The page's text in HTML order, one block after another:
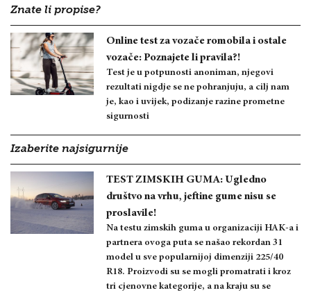
Znate li propise?
Online test za vozače romobila i ostale
vozače: Poznajete li pravila?!
Test je u potpunosti anoniman, njegovi
rezultati nigdje se ne pohranjuju, a cilj nam
je, kao i uvijek, podizanje razine prometne
sigurnosti
Izaberite najsigurnije
TEST ZIMSKIH GUMA: Ugledno
društvo na vrhu, jeftine gume nisu se
proslavile!
Na testu zimskih guma u organizaciji HAK-a i
partnera ovoga puta se našao rekordan 31
model u sve popularnijoj dimenziji 225/40
R18. Proizvodi su se mogli promatrati i kroz
tri cjenovne kategorije, a na kraju su se